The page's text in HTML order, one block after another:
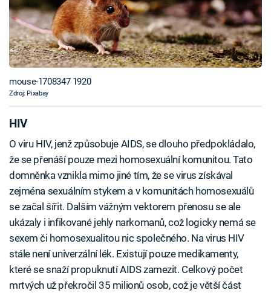
mouse-1708347 1920
Zdroj: Pixabay
HIV
O viru HIV, jenž způsobuje AIDS, se dlouho předpokládalo,
že se přenáší pouze mezi homosexuální komunitou. Tato
domněnka vznikla mimo jiné tím, že se virus získával
zejména sexuálním stykem a v komunitách homosexuálů
se začal šířit. Dalším vážným vektorem přenosu se ale
ukázaly i infikované jehly narkomanů, což logicky nemá se
sexem či homosexualitou nic společného. Na virus HIV
stále není univerzální lék. Existují pouze medikamenty,
které se snaží propuknutí AIDS zamezit. Celkový počet
mrtvých už překročil 35 milionů osob, což je větší část